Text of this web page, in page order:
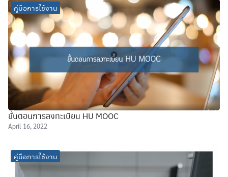
คู่มือการใช้งาน
ขั้นตอนการลงทะเบียน HU MOOC
April 16, 2022
คู่มือการใช้งาน